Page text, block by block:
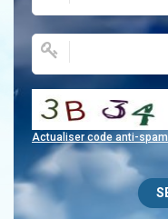
Actualiser code anti-spam